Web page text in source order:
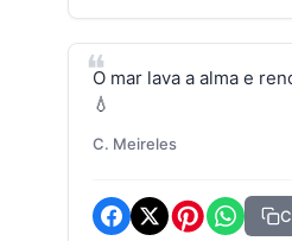
O mar lava a alma e
💧
C. Meireles